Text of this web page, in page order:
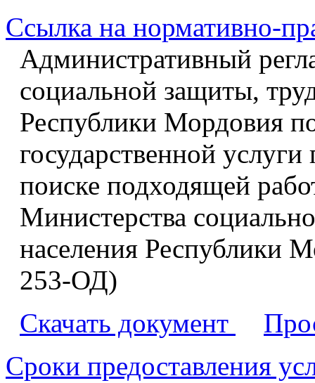
Ссылка на нормативно-
Административный
социальной защиты,
Республики Мордовия
государственной
поиске подходящей
Министерства
населения Республики
253-ОД)
Скачать документ
Сроки предоставления